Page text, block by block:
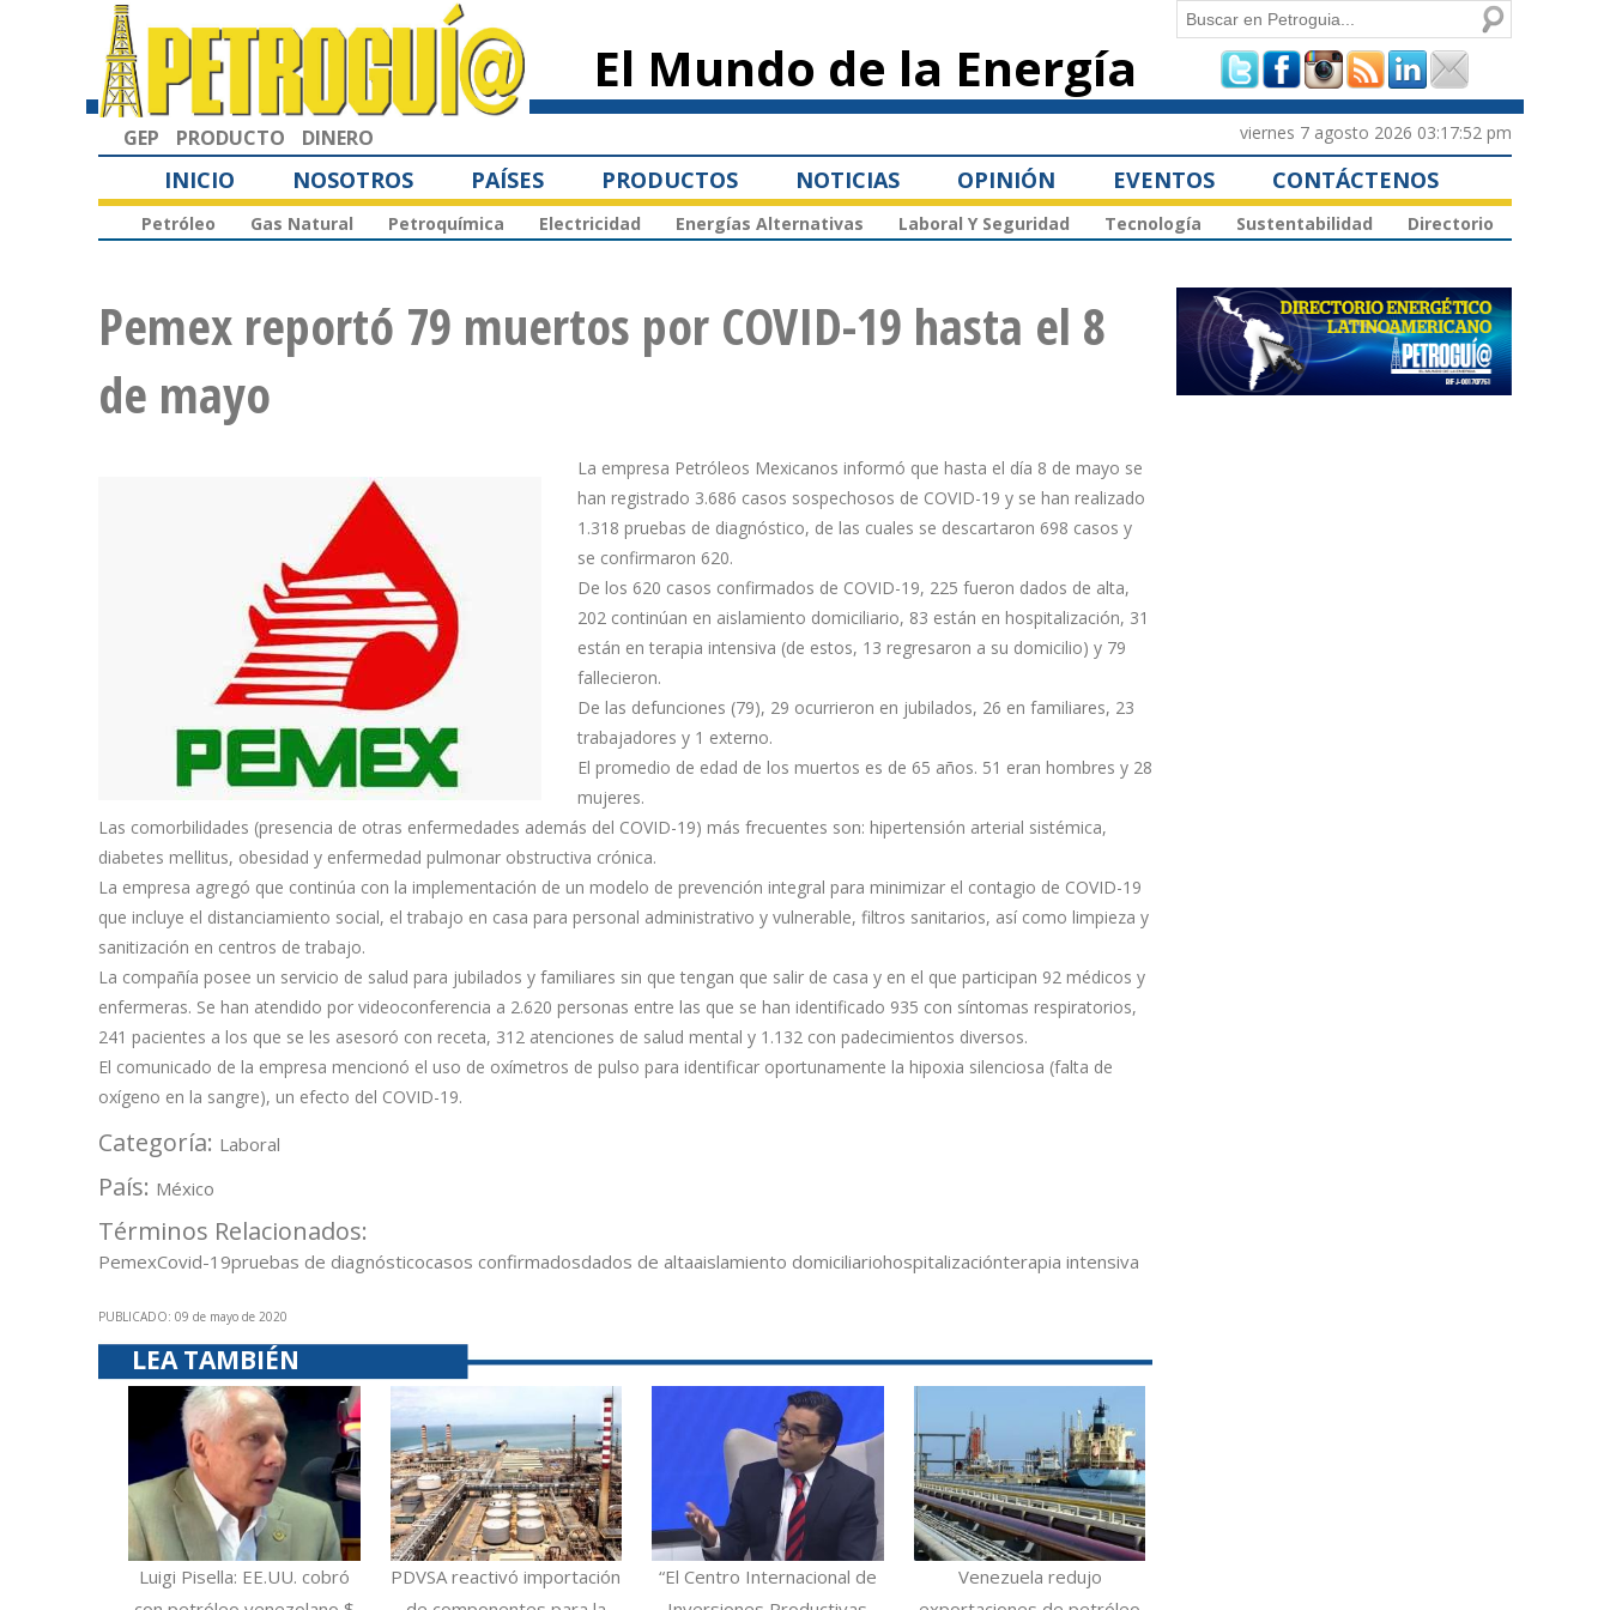
principal
El Mundo de la Energía
Formulario de
búsqueda
Buscar
GEP PRODUCTO DINERO viernes 7 agosto 2026 03:17:52 pm
INICIO NOSOTROS PAÍSES PRODUCTOS NOTICIAS OPINIÓN EVENTOS CONTÁCTENOS
Petróleo Gas Natural Petroquímica Electricidad Energías Alternativas Laboral Y Seguridad Tecnología Sustentabilidad Directorio
Pemex reportó 79 muertos por COVID-19 hasta el 8
de mayo
La empresa Petróleos Mexicanos informó que hasta el día 8 de mayo se
han registrado 3.686 casos sospechosos de COVID-19 y se han realizado
1.318 pruebas de diagnóstico, de las cuales se descartaron 698 casos y
se confirmaron 620.
De los 620 casos confirmados de COVID-19, 225 fueron dados de alta,
202 continúan en aislamiento domiciliario, 83 están en hospitalización, 31
están en terapia intensiva (de estos, 13 regresaron a su domicilio) y 79
fallecieron.
De las defunciones (79), 29 ocurrieron en jubilados, 26 en familiares, 23
trabajadores y 1 externo.
El promedio de edad de los muertos es de 65 años. 51 eran hombres y 28
mujeres.
Las comorbilidades (presencia de otras enfermedades además del COVID-19) más frecuentes son: hipertensión arterial sistémica,
diabetes mellitus, obesidad y enfermedad pulmonar obstructiva crónica.
La empresa agregó que continúa con la implementación de un modelo de prevención integral para minimizar el contagio de COVID-19
que incluye el distanciamiento social, el trabajo en casa para personal administrativo y vulnerable, filtros sanitarios, así como limpieza y
sanitización en centros de trabajo.
La compañía posee un servicio de salud para jubilados y familiares sin que tengan que salir de casa y en el que participan 92 médicos y
enfermeras. Se han atendido por videoconferencia a 2.620 personas entre las que se han identificado 935 con síntomas respiratorios,
241 pacientes a los que se les asesoró con receta, 312 atenciones de salud mental y 1.132 con padecimientos diversos.
El comunicado de la empresa mencionó el uso de oxímetros de pulso para identificar oportunamente la hipoxia silenciosa (falta de
oxígeno en la sangre), un efecto del COVID-19.
Categoría: Laboral
País: México
Términos Relacionados:
PemexCovid-19pruebas de diagnósticocasos confirmadosdados de altaaislamiento domiciliariohospitalizaciónterapia intensiva
PUBLICADO: 09 de mayo de 2020
LEA TAMBIÉN
Luigi Pisella: EE.UU. cobró
PDVSA reactivó importación
“El Centro Internacional de
Venezuela redujo